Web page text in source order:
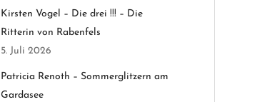
Kirsten Vogel – Die drei !!! – Die
Ritterin von Rabenfels
5. Juli 2026
Patricia Renoth – Sommerglitzern am
Gardasee